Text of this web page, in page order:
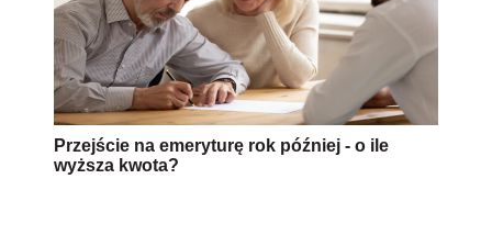
Przejście na emeryturę rok później - o ile
wyższa kwota?